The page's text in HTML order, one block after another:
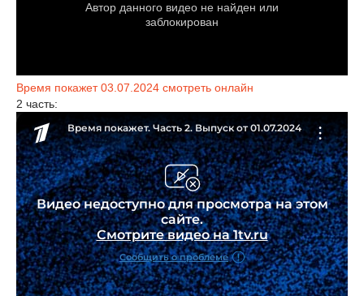
Время покажет 03.07.2024 смотреть онлайн
2 часть: